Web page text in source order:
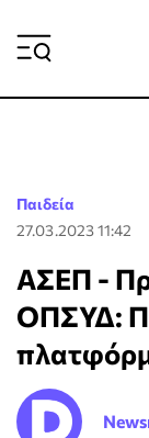
Παιδεία
27.03.2023 11:42
ΑΣΕΠ -
ΟΠΣΥΔ: